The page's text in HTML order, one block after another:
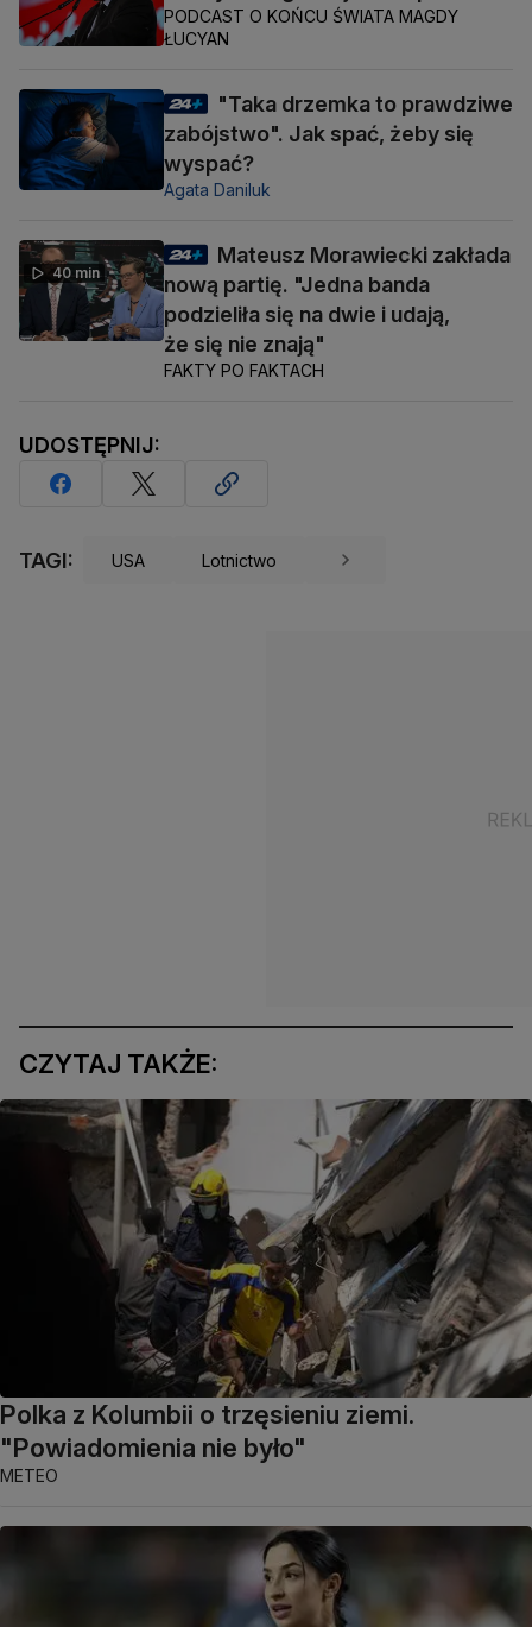
PODCAST O KOŃCU ŚWIATA MAGDY
ŁUCYAN
"Taka drzemka to prawdziwe
zabójstwo". Jak spać, żeby się
wyspać?
Agata Daniluk
40 min
Mateusz Morawiecki zakłada
nową partię. "Jedna banda
podzieliła się na dwie i udają,
że się nie znają"
FAKTY PO FAKTACH
UDOSTĘPNIJ:
TAGI: USA Lotnictwo
CZYTAJ TAKŻE:
Polka z Kolumbii o trzęsieniu ziemi.
"Powiadomienia nie było"
METEO